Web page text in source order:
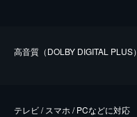
⾼⾳質（DOLBY DIGITAL PLUS）
テレビ / スマホ / PCなどに対応